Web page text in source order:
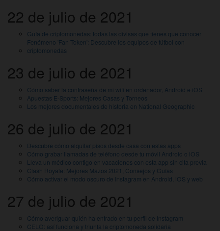
22 de julio de 2021
Guía de criptomonedas: todas las divisas que tienes que conocer
Fenómeno 'Fan Token': Descubre los equipos de fútbol con
criptomonedas
23 de julio de 2021
Cómo saber la contraseña de mi wifi en ordenador, Android e iOS
Apuestas E-Sports: Mejores Casas y Torneos
Los mejores documentales de historia en National Geographic
26 de julio de 2021
Descubre cómo alquilar pisos desde casa con estas apps
Cómo grabar llamadas de teléfono desde tu móvil Android o iOS
Lleva un médico contigo en vacaciones con esta app sin cita previa
Clash Royale: Mejores Mazos 2021, Consejos y Guías
Cómo activar el modo oscuro de Instagram en Android, iOS y web
27 de julio de 2021
Cómo averiguar quién ha entrado en tu perfil de Instagram
CELO: así funciona y triunfa la criptomoneda solidaria